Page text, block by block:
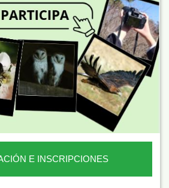
E INSCRIPCIONES